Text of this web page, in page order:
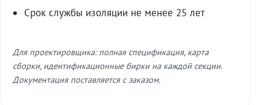
Срок службы изоляции не менее 25 лет
Для проектировщика: полная спецификация, карта
сборки, идентификационные бирки на каждой секции.
Документация поставляется с заказом.